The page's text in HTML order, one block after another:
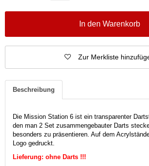
In den Warenkorb
Zur Merkliste
Beschreibung
Die Mission Station 6 ist ein transparenter
den man 2 Set zusammengebauter Darts
besonders zu präsentieren. Auf dem
Logo gedruckt.
Lieferung: ohne Darts !!!